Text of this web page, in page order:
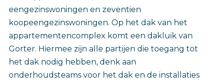
eengezinswoningen en zeventien
koopeengezinswoningen. Op het dak van het
appartementencomplex komt een dakluik van
Gorter. Hiermee zijn alle partijen die toegang tot
het dak nodig hebben, denk aan
onderhoudsteams voor het dak en de installaties